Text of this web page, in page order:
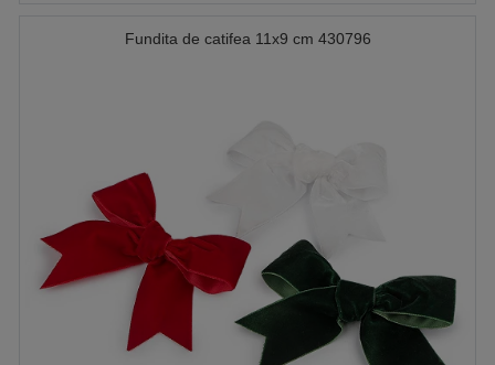
Fundita de catifea 11x9 cm 430796